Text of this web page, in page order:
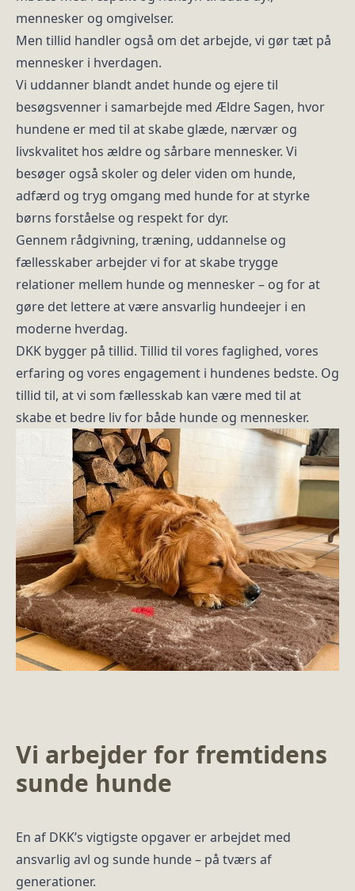
mennesker og omgivelser.
Men tillid handler også om det arbejde, vi gør tæt på
mennesker i hverdagen.
Vi uddanner blandt andet hunde og ejere til
besøgsvenner i samarbejde med Ældre Sagen, hvor
hundene er med til at skabe glæde, nærvær og
livskvalitet hos ældre og sårbare mennesker. Vi
besøger også skoler og deler viden om hunde,
adfærd og tryg omgang med hunde for at styrke
børns forståelse og respekt for dyr.
Gennem rådgivning, træning, uddannelse og
fællesskaber arbejder vi for at skabe trygge
relationer mellem hunde og mennesker – og for at
gøre det lettere at være ansvarlig hundeejer i en
moderne hverdag.
DKK bygger på tillid. Tillid til vores faglighed, vores
erfaring og vores engagement i hundenes bedste. Og
tillid til, at vi som fællesskab kan være med til at
skabe et bedre liv for både hunde og mennesker.
Vi arbejder for fremtidens
sunde hunde
En af DKK’s vigtigste opgaver er arbejdet med
ansvarlig avl og sunde hunde – på tværs af
generationer.